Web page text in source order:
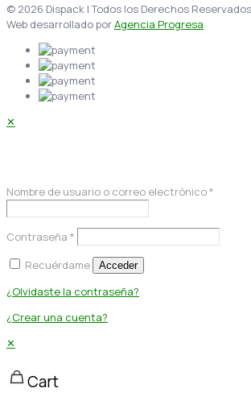
© 2026 Dispack | Todos los Derechos
Web desarrollado porAgencia Progresa
✕
Nombre de usuario o correo electrónico*
Contraseña *
Recuérdame
Acceder
¿Olvidaste la contraseña?
¿Crear una cuenta?
✕
Cart